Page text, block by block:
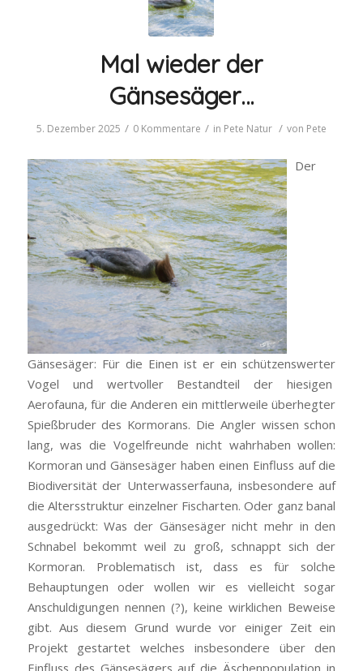
Mal wieder der
Gänsesäger…
5. Dezember 2025 / 0 Kommentare / in Pete Natur / von Pete
Der
Gänsesäger: Für die Einen ist er ein schützenswerter
Vogel und wertvoller Bestandteil der hiesigen
Aerofauna, für die Anderen ein mittlerweile überhegter
Spießbruder des Kormorans. Die Angler wissen schon
lang, was die Vogelfreunde nicht wahrhaben wollen:
Kormoran und Gänsesäger haben einen Einfluss auf die
Biodiversität der Unterwasserfauna, insbesondere auf
die Altersstruktur einzelner Fischarten. Oder ganz banal
ausgedrückt: Was der Gänsesäger nicht mehr in den
Schnabel bekommt weil zu groß, schnappt sich der
Kormoran. Problematisch ist, dass es für solche
Behauptungen oder wollen wir es vielleicht sogar
Anschuldigungen nennen (?), keine wirklichen Beweise
gibt. Aus diesem Grund wurde vor einiger Zeit ein
Projekt gestartet welches insbesondere über den
Einfluss des Gänsesägers auf die Äschenpopulation in